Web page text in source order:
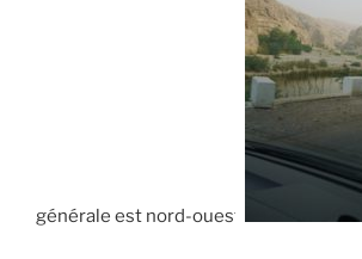
générale est nord-ouest.